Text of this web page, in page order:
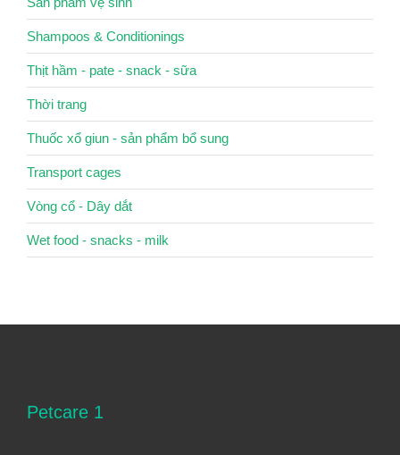
Shampoos & Conditionings
Thịt hầm - pate - snack - sữa
Thời trang
Thuốc xổ giun - sản phẩm bổ sung
Transport cages
Vòng cổ - Dây dắt
Wet food - snacks - milk
Petcare 1